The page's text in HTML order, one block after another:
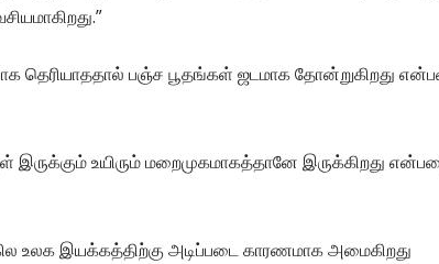
தெரியாததால் பஞ்ச பூதங்கள் ஜடமாக தோன்றுகிறது
இருக்கும் உயிரும் மறைமுகமாகத்தானே இருக்கிறது
உலக இயக்கத்திற்கு அடிப்படை காரணமாக அமைகிறது